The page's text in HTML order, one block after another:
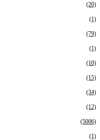
(20)
(1)
(79)
(1)
(10)
(15)
(34)
(12)
(5006)
(1)